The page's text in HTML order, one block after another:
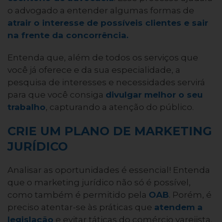
o advogado a entender algumas formas de
atrair o interesse de possíveis clientes e sair
na frente da concorrência.
Entenda que, além de todos os serviços que
você já oferece e da sua especialidade, a
pesquisa de interesses e necessidades servirá
para que você consiga divulgar melhor o seu
trabalho, capturando a atenção do público.
CRIE UM PLANO DE MARKETING
JURÍDICO
Analisar as oportunidades é essencial! Entenda
que o marketing jurídico não só é possível,
como também é permitido pela OAB. Porém, é
preciso atentar-se às práticas que atendem a
legislação e evitar táticas do comércio varejista.